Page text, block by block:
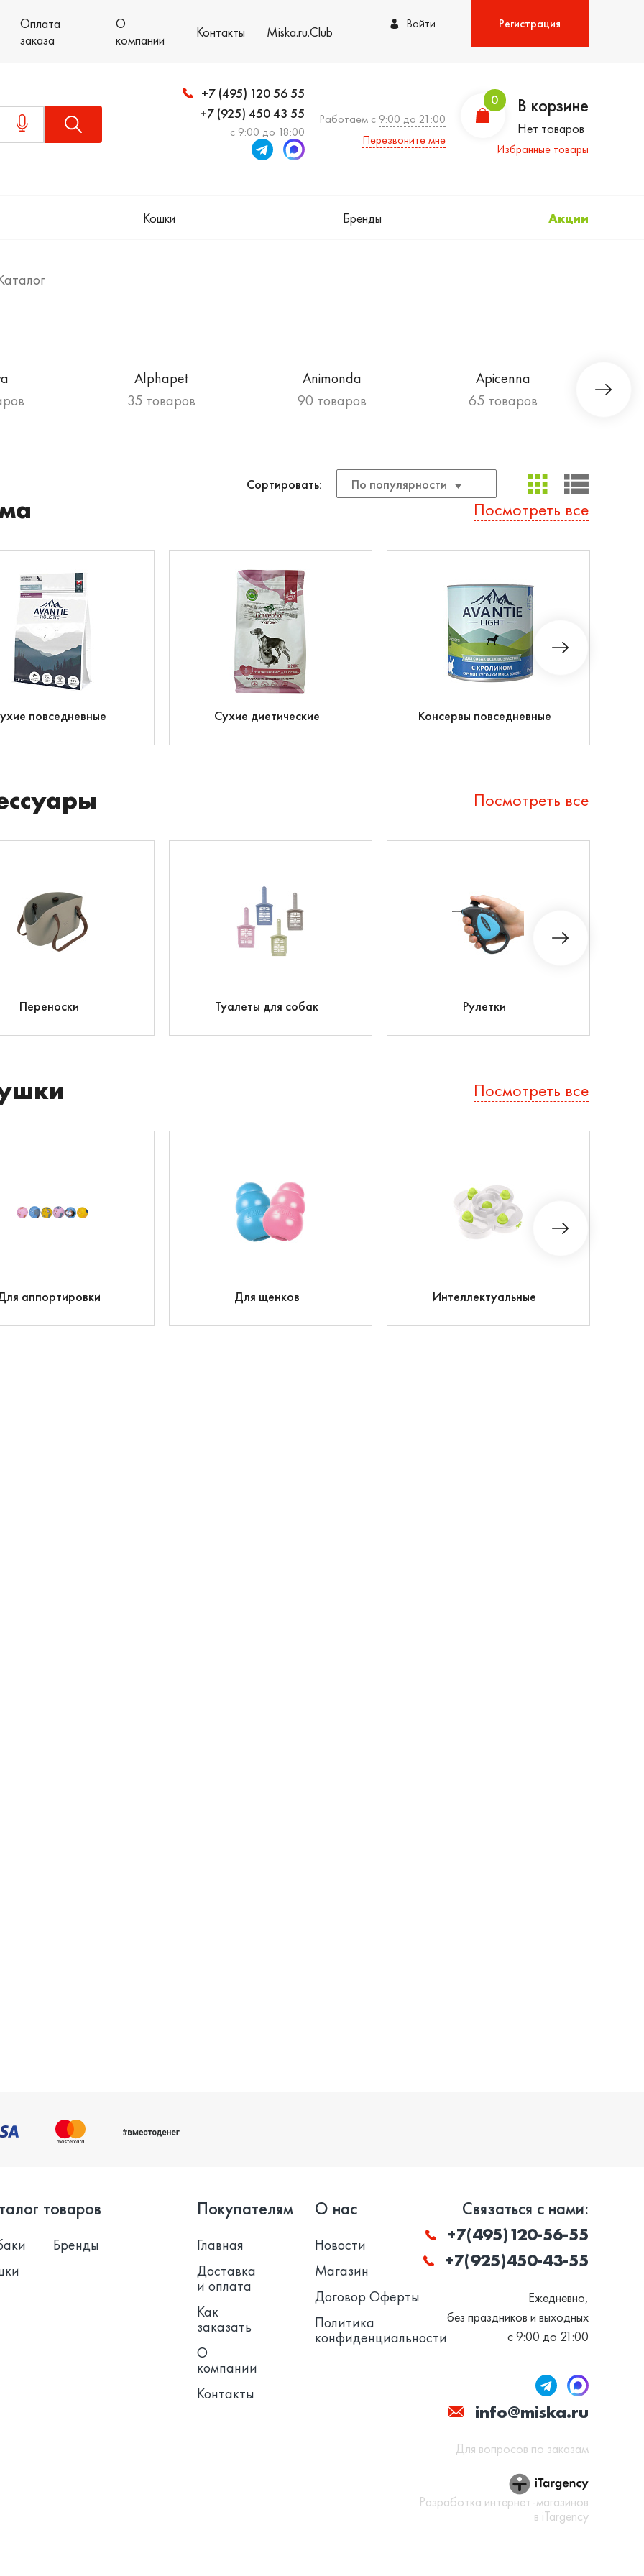
Оплата
заказа
О
компании
Контакты Miska.ru.Club Войти Регистрация
+7 (495) 120 56 55
+7 (925) 450 43 55
с 9:00 до 18:00
Работаем с 9:00 до 21:00
Перезвоните мне
0 В корзине
Нет товаров
Избранные товары
Кошки Бренды Акции
Alphapet
35 товаров
Animonda
90 товаров
Apicenna
65 товаров
Сортировать: По популярности
Посмотреть все
повседневные Сухие диетические Консервы повседневные
Посмотреть все
Переноски Туалеты для собак Рулетки
Посмотреть все
аппортировки Для щенков Интеллектуальные
товаров
Бренды
Покупателям
Главная
Доставка
и оплата
Как
заказать
О
компании
Контакты
О нас
Новости
Магазин
Договор Оферты
Политика
конфиденциальности
Связаться с нами:
+7(495)120-56-55
+7(925)450-43-55
Ежедневно,
без праздников и выходных
с 9:00 до 21:00
info@miska.ru
Для вопросов по заказам
Разработка интернет-магазинов
в iTargency